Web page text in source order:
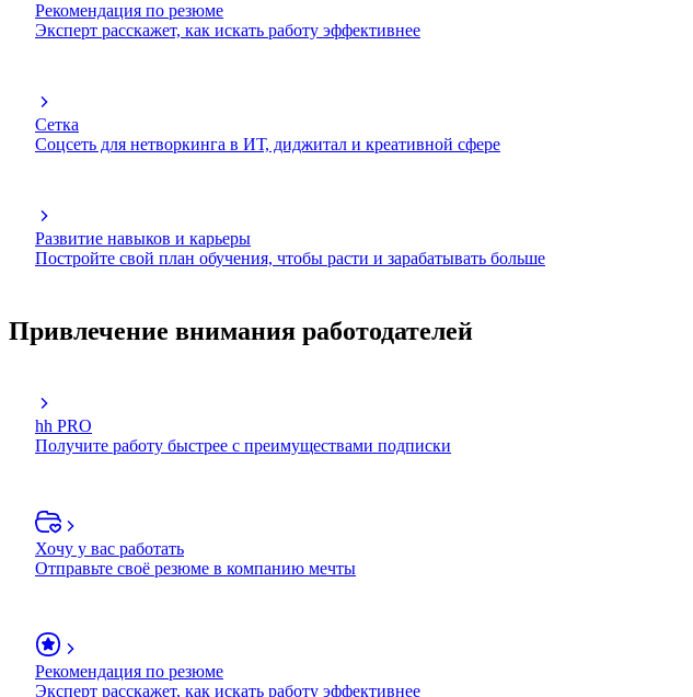
Рекомендация по резюме
Эксперт расскажет, как искать работу эффективнее
Сетка
Соцсеть для нетворкинга в ИТ, диджитал и креативной сфере
Развитие навыков и карьеры
Постройте свой план обучения, чтобы расти и зарабатывать больше
Привлечение внимания работодателей
hh PRO
Получите работу быстрее с преимуществами подписки
Хочу у вас работать
Отправьте своё резюме в компанию мечты
Рекомендация по резюме
Эксперт расскажет, как искать работу эффективнее